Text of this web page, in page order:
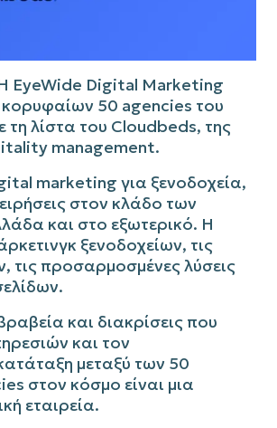
EyeWide Digital Marketing
κορυφαίων 50 agencies του
λίστα του Cloudbeds, της
management.
marketing για ξενοδοχεία,
στον κλάδο των
και στο εξωτερικό. Η
ξενοδοχείων, τις
τις προσαρμοσμένες λύσεις
και διακρίσεις που
και τον
μεταξύ των 50
στον κόσμο είναι μια
εταιρεία.